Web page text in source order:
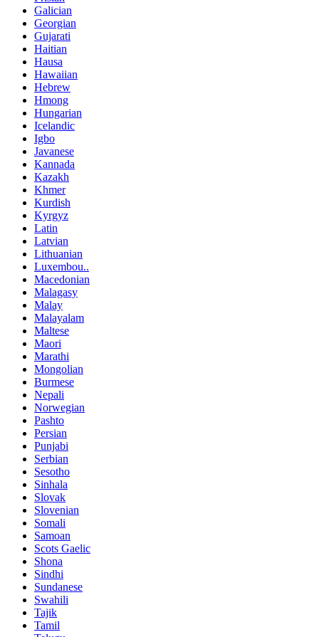
Galician
Georgian
Gujarati
Haitian
Hausa
Hawaiian
Hebrew
Hmong
Hungarian
Icelandic
Igbo
Javanese
Kannada
Kazakh
Khmer
Kurdish
Kyrgyz
Latin
Latvian
Lithuanian
Luxembou..
Macedonian
Malagasy
Malay
Malayalam
Maltese
Maori
Marathi
Mongolian
Burmese
Nepali
Norwegian
Pashto
Persian
Punjabi
Serbian
Sesotho
Sinhala
Slovak
Slovenian
Somali
Samoan
Scots Gaelic
Shona
Sindhi
Sundanese
Swahili
Tajik
Tamil